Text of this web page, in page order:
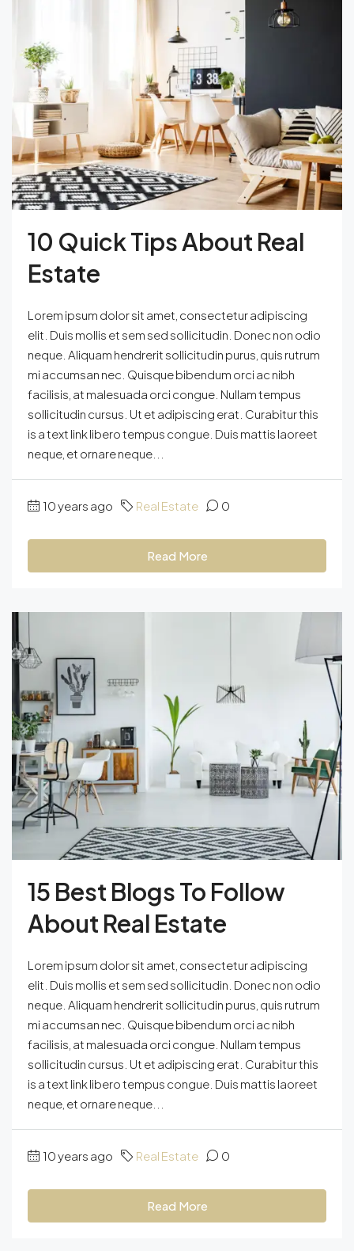
10 Quick Tips About Real
Estate
Lorem ipsum dolor sit amet, consectetur adipiscing
elit. Duis mollis et sem sed sollicitudin. Donec non odio
neque. Aliquam hendrerit sollicitudin purus, quis rutrum
mi accumsan nec. Quisque bibendum orci ac nibh
facilisis, at malesuada orci congue. Nullam tempus
sollicitudin cursus. Ut et adipiscing erat. Curabitur this
is a text link libero tempus congue. Duis mattis laoreet
neque, et ornare neque...
10 years ago Real Estate 0
Read More
15 Best Blogs To Follow
About Real Estate
Lorem ipsum dolor sit amet, consectetur adipiscing
elit. Duis mollis et sem sed sollicitudin. Donec non odio
neque. Aliquam hendrerit sollicitudin purus, quis rutrum
mi accumsan nec. Quisque bibendum orci ac nibh
facilisis, at malesuada orci congue. Nullam tempus
sollicitudin cursus. Ut et adipiscing erat. Curabitur this
is a text link libero tempus congue. Duis mattis laoreet
neque, et ornare neque...
10 years ago Real Estate 0
Read More